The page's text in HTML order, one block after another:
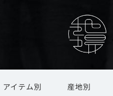
アイテム別 産地別